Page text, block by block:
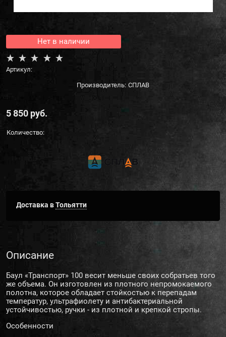
Нет в наличии
Артикул:
Производитель: СПЛАВ
5 850 руб.
Количество:
Доставка вТольятти
Описание
Баул «Транспорт» 100 весит меньше своих собратьев того
же объема. Он изготовлен из плотного непромокаемого
полотна, которое обладает стойкостью к перепадам
температур, ультрафиолету и антибактериальной
устойчивостью, ручки - из плотной и крепкой стропы.
Особенности